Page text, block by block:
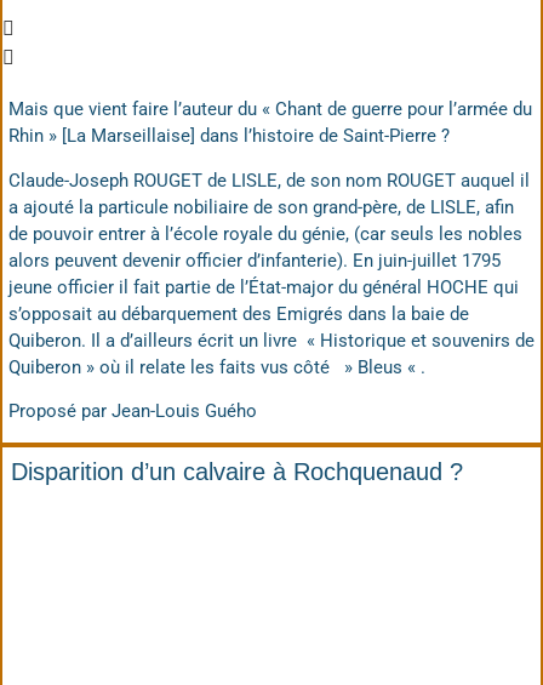
Mais que vient faire l’auteur du « Chant de guerre pour l’armée du
Rhin » [La Marseillaise] dans l’histoire de Saint-Pierre ?
Claude-Joseph ROUGET de LISLE, de son nom ROUGET auquel il
a ajouté la particule nobiliaire de son grand-père, de LISLE, afin
de pouvoir entrer à l’école royale du génie, (car seuls les nobles
alors peuvent devenir officier d’infanterie). En juin-juillet 1795
jeune officier il fait partie de l’État-major du général HOCHE qui
s’opposait au débarquement des Emigrés dans la baie de
Quiberon. Il a d’ailleurs écrit un livre « Historique et souvenirs de
Quiberon » où il relate les faits vus côté » Bleus « .
Proposé par Jean-Louis Guého
Disparition d’un calvaire à Rochquenaud ?